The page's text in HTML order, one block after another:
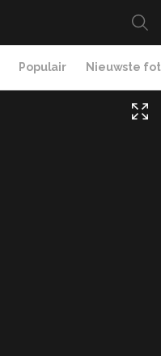
Populair Nieuwste